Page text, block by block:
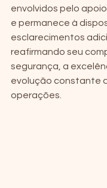
envolvidos pelo
e permanece à
esclarecimentos
reafirmando seu
segurança, a
evolução constante
operações.